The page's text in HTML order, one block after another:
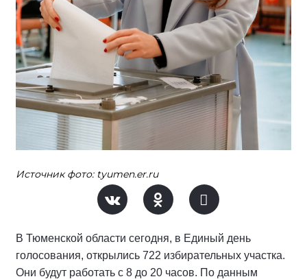
Источник фото: tyumen.er.ru
В Тюменской области сегодня, в Единый день
голосования, открылись 722 избирательных участка.
Они будут работать с 8 до 20 часов. По данным